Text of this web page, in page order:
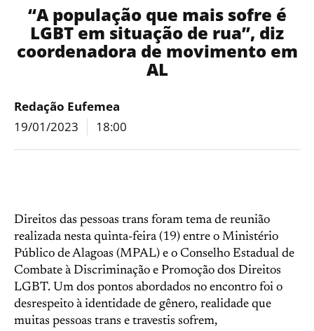
“A população que mais sofre é
LGBT em situação de rua”, diz
coordenadora de movimento em
AL
Redação Eufemea
19/01/2023
18:00
Direitos das pessoas trans foram tema de reunião
realizada nesta quinta-feira (19) entre o Ministério
Público de Alagoas (MPAL) e o Conselho Estadual de
Combate à Discriminação e Promoção dos Direitos
LGBT. Um dos pontos abordados no encontro foi o
desrespeito à identidade de gênero, realidade que
muitas pessoas trans e travestis sofrem,